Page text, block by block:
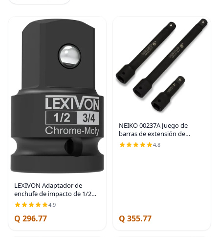
LEXIVON Adaptador de
enchufe de impacto de 1/2
pulgada, 1/2" hembra x 3/4"
macho aumentador | acero
de aleación cromo-
4.9
Q 296.77
NEIKO 00237A Juego de
barras de extensión de
impacto de 1/2 pulgada,
fabricadas con acero CrV,
4.8
Q 355.77